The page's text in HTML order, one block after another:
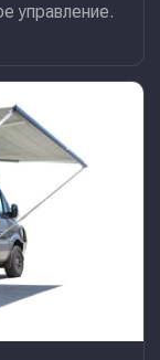
управление.